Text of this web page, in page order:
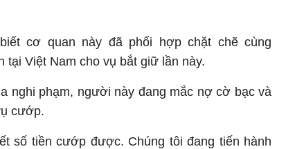
cơ quan này đã phối hợp chặt chẽ cùng
tại Việt Nam cho vụ bắt giữ lần này.
nghi phạm, người này đang mắc nợ cờ bạc và
cướp.
số tiền cướp được. Chúng tôi đang tiến hành